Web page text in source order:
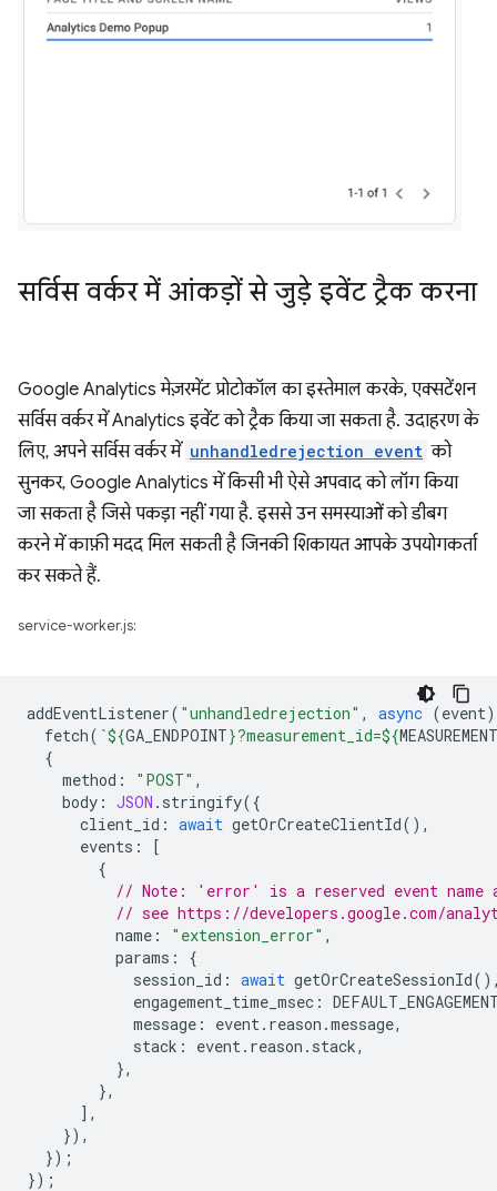
सर्विस वर्कर में आंकड़ों से जुड़े इवेंट ट्रैक करना
Google Analytics मेज़रमेंट प्रोटोकॉल का इस्तेमाल करके, एक्सटेंशन
सर्विस वर्कर में Analytics इवेंट को ट्रैक किया जा सकता है. उदाहरण के
लिए, अपने सर्विस वर्कर में unhandledrejection event को
सुनकर, Google Analytics में किसी भी ऐसे अपवाद को लॉग किया
जा सकता है जिसे पकड़ा नहीं गया है. इससे उन समस्याओं को डीबग
करने में काफ़ी मदद मिल सकती है जिनकी शिकायत आपके उपयोगकर्ता
कर सकते हैं.
service-worker.js:
addEventListener( "unhandledrejection" , async (event)
fetch( `${GA_ENDPOINT}?measurement_id=${
{
method : "POST" ,
body : JSON . stringify({
client_id : await getOrCreateClientId(),
events :
[
{
// Note: 'error' is a reserved event name
// see https://developers.google.com/
name : "extension_error" ,
params :
{
session_id : await getOrCreateSessionId
engagement_time_msec :
message : event. reason .message,
stack : event. reason . stack,
},
},
],
}),
});
});